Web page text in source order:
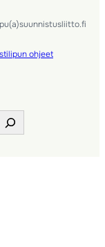
ohjeet